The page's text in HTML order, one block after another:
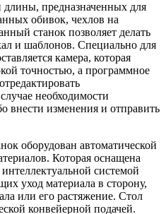
длины, предназначенных для
обивок, чехлов на
станок позволяет делать
и шаблонов. Специально для
камера, которая
точностью, а программное
необходимости
внести изменения и отправить
оборудован автоматической
Которая оснащена
системой
уход материала в сторону,
или его растяжение. Стол
конвейерной подачей.